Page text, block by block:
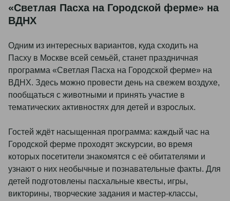
«Светлая Пасха на Городской ферме» на
ВДНХ
Одним из интересных вариантов, куда сходить на
Пасху в Москве всей семьёй, станет праздничная
программа «Светлая Пасха на Городской ферме» на
ВДНХ. Здесь можно провести день на свежем воздухе,
пообщаться с животными и принять участие в
тематических активностях для детей и взрослых.
Гостей ждёт насыщенная программа: каждый час на
Городской ферме проходят экскурсии, во время
которых посетители знакомятся с её обитателями и
узнают о них необычные и познавательные факты. Для
детей подготовлены пасхальные квесты, игры,
викторины, творческие задания и мастер-классы,